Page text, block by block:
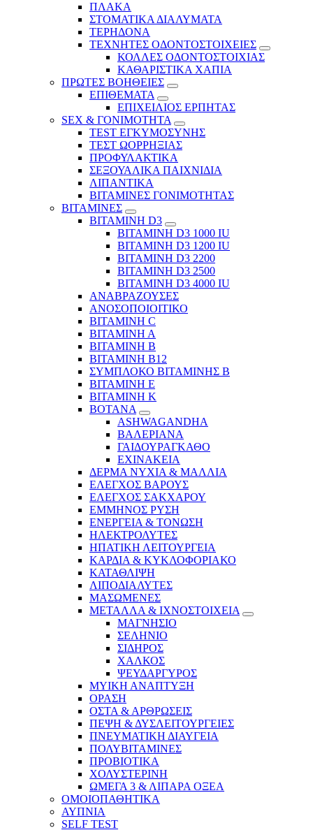
ΠΛΑΚΑ
ΣΤΟΜΑΤΙΚΑ ΔΙΑΛΥΜΑΤΑ
ΤΕΡΗΔΟΝΑ
ΤΕΧΝΗΤΕΣ ΟΔΟΝΤΟΣΤΟΙΧΕΙΕΣ
ΚΟΛΛΕΣ ΟΔΟΝΤΟΣΤΟΙΧΙΑΣ
ΚΑΘΑΡΙΣΤΙΚΑ ΧΑΠΙΑ
ΠΡΩΤΕΣ ΒΟΗΘΕΙΕΣ
ΕΠΙΘΕΜΑΤΑ
ΕΠΙΧΕΙΛΙΟΣ ΕΡΠΗΤΑΣ
SEX & ΓΟΝΙΜΟΤΗΤΑ
TEST ΕΓΚΥΜΟΣΥΝΗΣ
ΤΕΣΤ ΩΟΡΡΗΞΙΑΣ
ΠΡΟΦΥΛΑΚΤΙΚΑ
ΣΕΞΟΥΑΛΙΚΑ ΠΑΙΧΝΙΔΙΑ
ΛΙΠΑΝΤΙΚΑ
ΒΙΤΑΜΙΝΕΣ ΓΟΝΙΜΟΤΗΤΑΣ
ΒΙΤΑΜΙΝΕΣ
ΒΙΤΑΜΙΝΗ D3
ΒΙΤΑΜΙΝΗ D3 1000 IU
ΒΙΤΑΜΙΝΗ D3 1200 IU
ΒΙΤΑΜΙΝΗ D3 2200
ΒΙΤΑΜΙΝΗ D3 2500
BITAMINH D3 4000 IU
ΑΝΑΒΡΑΖΟΥΣΕΣ
ΑΝΟΣΟΠΟΙΟΙΤΙΚΟ
ΒΙΤΑΜΙΝΗ C
ΒΙΤΑΜΙΝΗ Α
ΒΙΤΑΜΙΝΗ Β
ΒΙΤΑΜΙΝΗ Β12
ΣΥΜΠΛΟΚΟ ΒΙΤΑΜΙΝΗΣ Β
ΒΙΤΑΜΙΝΗ Ε
ΒΙΤΑΜΙΝΗ Κ
ΒΟΤΑΝΑ
ASHWAGANDHA
ΒΑΛΕΡΙΑΝΑ
ΓΑΙΔΟΥΡΑΓΚΑΘΟ
ΕΧΙΝΑΚΕΙΑ
ΔΕΡΜΑ ΝΥΧΙΑ & ΜΑΛΛΙΑ
ΕΛΕΓΧΟΣ ΒΑΡΟΥΣ
ΕΛΕΓΧΟΣ ΣΑΚΧΑΡΟΥ
ΕΜΜΗΝΟΣ ΡΥΣΗ
ΕΝΕΡΓΕΙΑ & ΤΟΝΩΣΗ
ΗΛΕΚΤΡΟΛΥΤΕΣ
ΗΠΑΤΙΚΗ ΛΕΙΤΟΥΡΓΕΙΑ
ΚΑΡΔΙΑ & ΚΥΚΛΟΦΟΡΙΑΚΟ
ΚΑΤΑΘΛΙΨΗ
ΛΙΠΟΔΙΑΛΥΤΕΣ
ΜΑΣΩΜΕΝΕΣ
ΜΕΤΑΛΛΑ & ΙΧΝΟΣΤΟΙΧΕΙΑ
ΜΑΓΝΗΣΙΟ
ΣΕΛΗΝΙΟ
ΣΙΔΗΡΟΣ
ΧΑΛΚΟΣ
ΨΕΥΔΑΡΓΥΡΟΣ
ΜΥΙΚΗ ΑΝΑΠΤΥΞΗ
ΟΡΑΣΗ
ΟΣΤΑ & ΑΡΘΡΩΣΕΙΣ
ΠΕΨΗ & ΔΥΣΛΕΙΤΟΥΡΓΕΙΕΣ
ΠΝΕΥΜΑΤΙΚΗ ΔΙΑΥΓΕΙΑ
ΠΟΛΥΒΙΤΑΜΙΝΕΣ
ΠΡΟΒΙΟΤΙΚΑ
ΧΟΛΥΣΤΕΡΙΝΗ
ΩΜΕΓΑ 3 & ΛΙΠΑΡΑ ΟΞΕΑ
ΟΜΟΙΟΠΑΘΗΤΙΚΑ
ΑΥΠΝΙΑ
SELF TEST